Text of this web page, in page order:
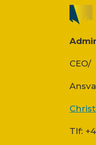
CEO/
Tlf: